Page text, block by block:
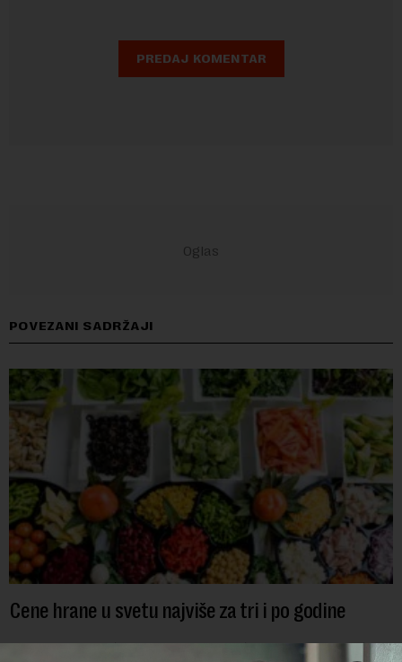
POVEZANI SADRŽAJI
Cene hrane u svetu najviše za tri i po godine
Cene hrane u svetu su sada najviše za tri i po godine, jer letnji